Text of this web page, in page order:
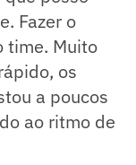
Fazer o
time. Muito
os
a poucos
ao ritmo de